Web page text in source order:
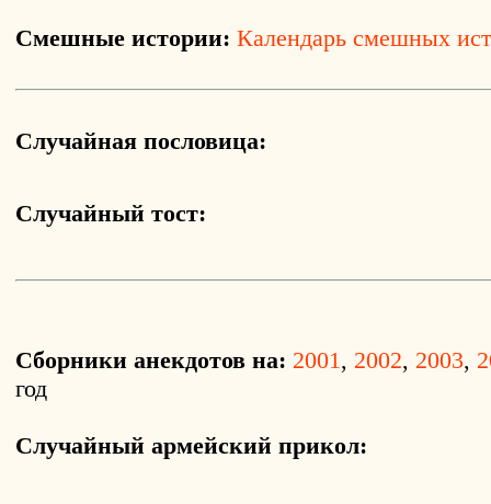
Смешные истории: Календарь смешных
Случайная пословица:
Случайный тост:
Сборники анекдотов на: 2001, 2002, 2003,
год
Случайный армейский прикол: